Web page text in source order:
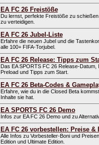
EA FC 26 Freistöße
Du lernst, perfekte Freistöße zu
zu verteidigen.
EA FC 26 Jubel-Liste
Erfahre die neuen Jubel und die
alle 100+ FIFA-Torjubel.
EA FC 26 Release: Tipps zum
Das EA SPORTS FC 26 Release-Datum,
Preload und Tipps zum Start.
EA FC 26 Beta-Codes &
Erfahre, wie du in die Closed Beta
Inhalte sie hat.
EA SPORTS FC 26 Demo
Infos zur EA FC 26 Demo und zu
EA FC 26 vorbestellen: Preise &
Alle Infos zu Vorbesteller-Boni und
Edition und Ultimate Edition.